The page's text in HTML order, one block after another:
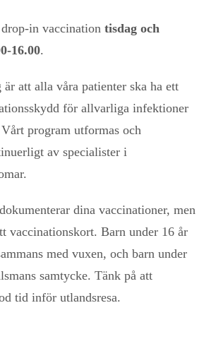
in vaccination tisdag och
16.00.
att alla våra patienter ska ha ett
för allvarliga infektioner
program utformas och
av specialister i
dina vaccinationer, men
vaccinationskort. Barn under 16 år
med vuxen, och barn under
samtycke. Tänk på att
tid inför utlandsresa.